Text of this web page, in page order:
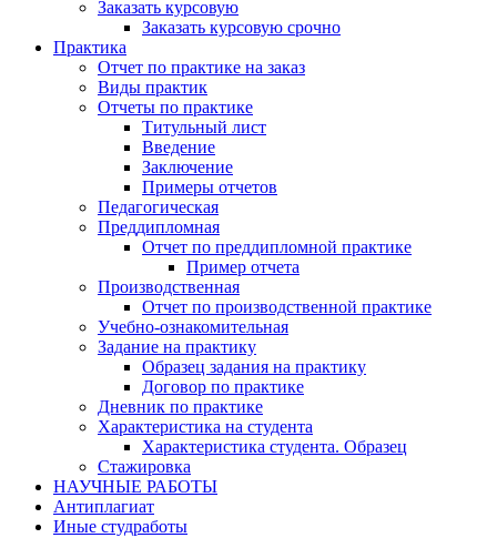
Заказать курсовую
Заказать курсовую срочно
Практика
Отчет по практике на заказ
Виды практик
Отчеты по практике
Титульный лист
Введение
Заключение
Примеры отчетов
Педагогическая
Преддипломная
Отчет по преддипломной практике
Пример отчета
Производственная
Отчет по производственной практике
Учебно-ознакомительная
Задание на практику
Образец задания на практику
Договор по практике
Дневник по практике
Характеристика на студента
Характеристика студента. Образец
Стажировка
НАУЧНЫЕ РАБОТЫ
Антиплагиат
Иные студработы